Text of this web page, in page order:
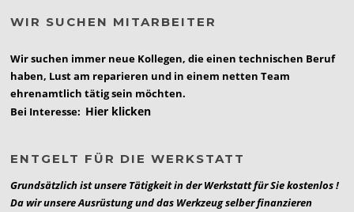
WIR SUCHEN MITARBEITER
Wir suchen immer neue Kollegen, die einen technischen Beruf
haben, Lust am reparieren und in einem netten Team
ehrenamtlich tätig sein möchten.
Bei Interesse: Hier klicken
ENTGELT FÜR DIE WERKSTATT
Grundsätzlich ist unsere Tätigkeit in der Werkstatt für Sie kostenlos !
Da wir unsere Ausrüstung und das Werkzeug selber finanzieren